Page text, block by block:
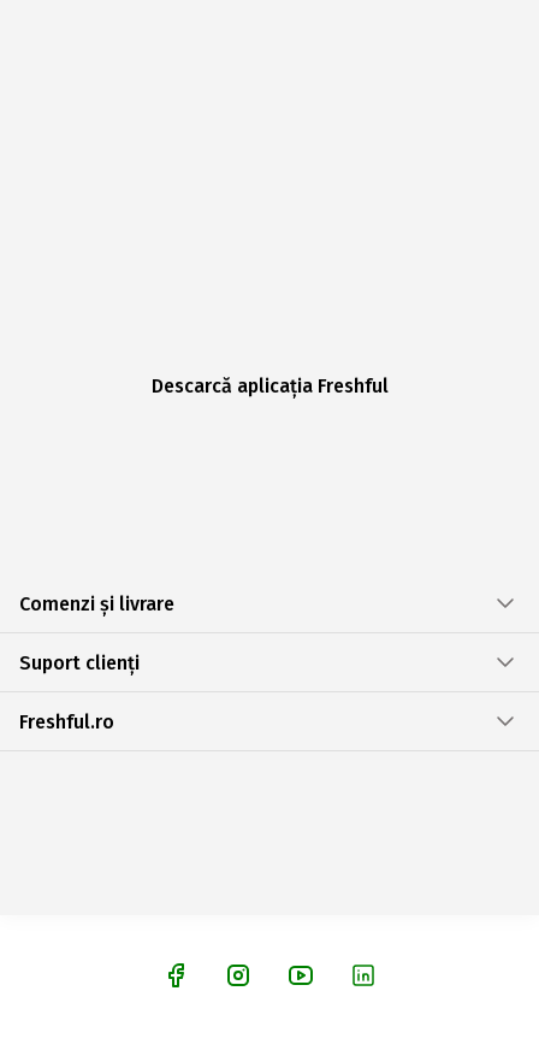
Descarcă aplicația Freshful
Comenzi și livrare
Suport clienți
Freshful.ro